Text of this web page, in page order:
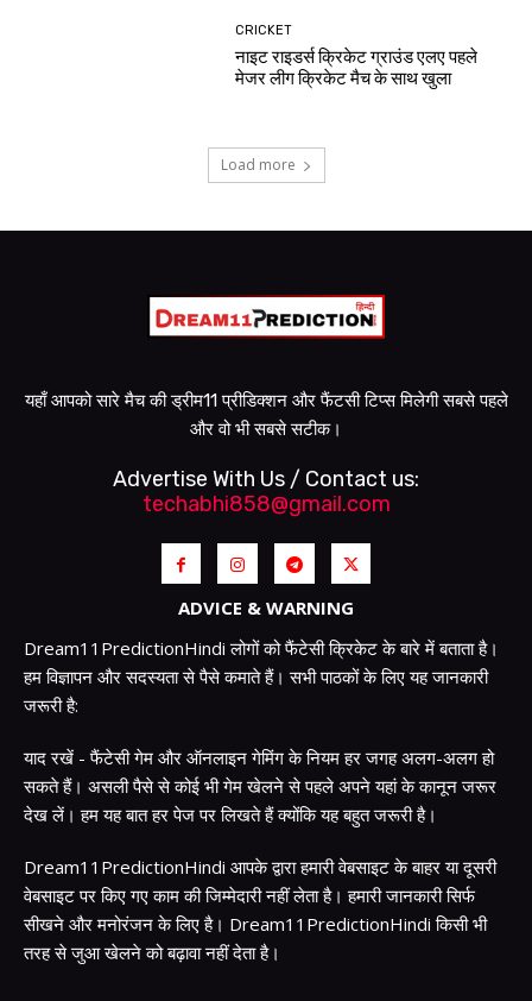
CRICKET
नाइट राइडर्स क्रिकेट ग्राउंड एलए पहले
मेजर लीग क्रिकेट मैच के साथ खुला
Load more
यहाँ आपको सारे मैच की ड्रीम11 प्रीडिक्शन और फैंटसी टिप्स मिलेगी सबसे पहले
और वो भी सबसे सटीक।
Advertise With Us / Contact us:
techabhi858@gmail.com
ADVICE & WARNING
Dream11PredictionHindi लोगों को फैंटेसी क्रिकेट के बारे में बताता है।
हम विज्ञापन और सदस्यता से पैसे कमाते हैं। सभी पाठकों के लिए यह जानकारी
जरूरी है:
याद रखें - फैंटेसी गेम और ऑनलाइन गेमिंग के नियम हर जगह अलग-अलग हो
सकते हैं। असली पैसे से कोई भी गेम खेलने से पहले अपने यहां के कानून जरूर
देख लें। हम यह बात हर पेज पर लिखते हैं क्योंकि यह बहुत जरूरी है।
Dream11PredictionHindi आपके द्वारा हमारी वेबसाइट के बाहर या दूसरी
वेबसाइट पर किए गए काम की जिम्मेदारी नहीं लेता है। हमारी जानकारी सिर्फ
सीखने और मनोरंजन के लिए है। Dream11PredictionHindi किसी भी
तरह से जुआ खेलने को बढ़ावा नहीं देता है।